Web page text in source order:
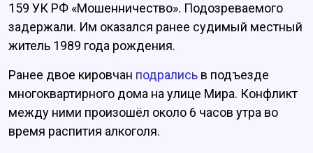
159 УК РФ «Мошенничество». Подозреваемого
задержали. Им оказался ранее судимый местный
житель 1989 года рождения.
Ранее двое кировчан подрались в подъезде
многоквартирного дома на улице Мира. Конфликт
между ними произошёл около 6 часов утра во
время распития алкоголя.